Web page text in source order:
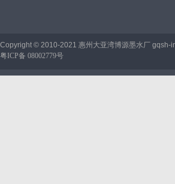
Copyright © 2010-2021 惠州大亚湾博源墨水厂 gqsh-
粤ICP备 08002779号